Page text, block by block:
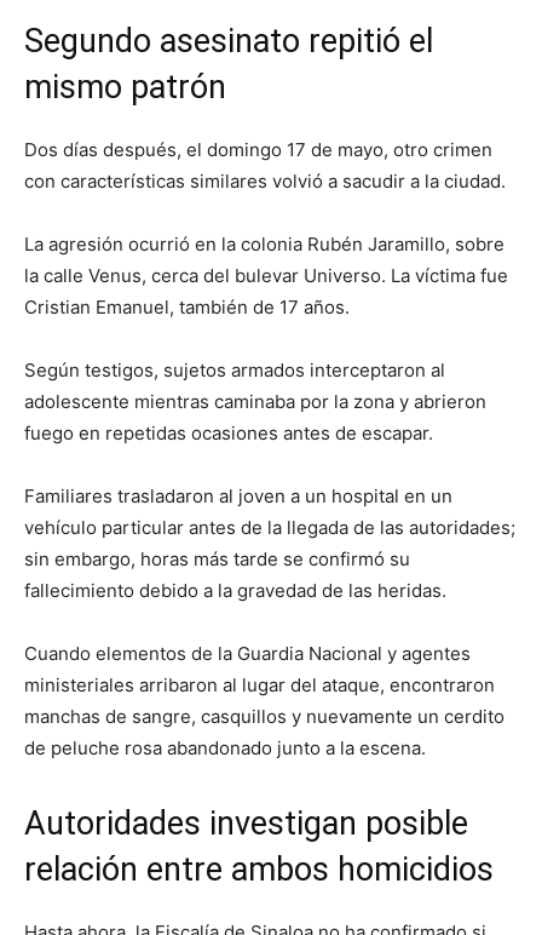
Segundo asesinato repitió el
mismo patrón
Dos días después, el domingo 17 de mayo, otro crimen
con características similares volvió a sacudir a la ciudad.
La agresión ocurrió en la colonia Rubén Jaramillo, sobre
la calle Venus, cerca del bulevar Universo. La víctima fue
Cristian Emanuel, también de 17 años.
Según testigos, sujetos armados interceptaron al
adolescente mientras caminaba por la zona y abrieron
fuego en repetidas ocasiones antes de escapar.
Familiares trasladaron al joven a un hospital en un
vehículo particular antes de la llegada de las autoridades;
sin embargo, horas más tarde se confirmó su
fallecimiento debido a la gravedad de las heridas.
Cuando elementos de la Guardia Nacional y agentes
ministeriales arribaron al lugar del ataque, encontraron
manchas de sangre, casquillos y nuevamente un cerdito
de peluche rosa abandonado junto a la escena.
Autoridades investigan posible
relación entre ambos homicidios